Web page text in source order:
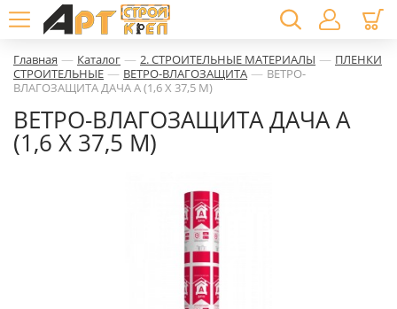
Главная — Каталог — 2. СТРОИТЕЛЬНЫЕ МАТЕРИАЛЫ — ПЛЕНКИ
СТРОИТЕЛЬНЫЕ — ВЕТРО-ВЛАГОЗАЩИТА — ВЕТРО-
ВЛАГОЗАЩИТА ДАЧА А (1,6 X 37,5 М)
ВЕТРО-ВЛАГОЗАЩИТА ДАЧА А
(1,6 X 37,5 М)